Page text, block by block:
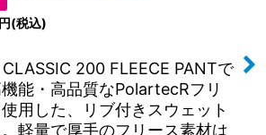
円(税込)
200 FLEECE PANTで
能・高品質なPolartecRフリ
用した、リブ付きスウェット
軽量で厚手のフリース素材は